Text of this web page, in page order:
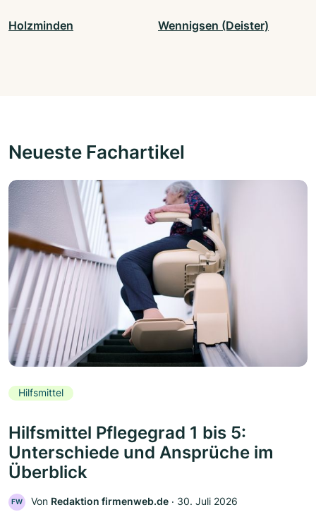
Holzminden Wennigsen (Deister)
Neueste Fachartikel
Hilfsmittel
Hilfsmittel Pflegegrad 1 bis 5:
Unterschiede und Ansprüche im
Überblick
FW Von Redaktion firmenweb.de ‧ 30. Juli 2026